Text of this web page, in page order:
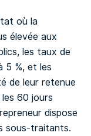
où la
élevée aux
les taux de
5 %, et les
de leur retenue
60 jours
dispose
sous-traitants.